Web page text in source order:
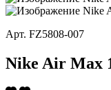
Арт. FZ5808-007
Nike Air Max